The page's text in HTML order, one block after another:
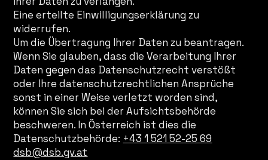
Eine erteilte Einwilligungserklärung zu
widerrufen.
Um die Übertragung Ihrer Daten zu beantragen.
Wenn Sie glauben, dass die Verarbeitung Ihrer
Daten gegen das Datenschutzrecht verstößt
oder Ihre datenschutzrechtlichen Ansprüche
sonst in einer Weise verletzt worden sind,
können Sie sich bei der Aufsichtsbehörde
beschweren. In Österreich ist dies die
Datenschutzbehörde: +43 1 521 52-25 69
dsb@dsb.gv.at